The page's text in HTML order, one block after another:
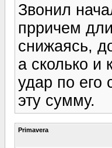
Звонил
прричем
снижаясь,
а сколько и
удар по его
эту сумму.
Primavera